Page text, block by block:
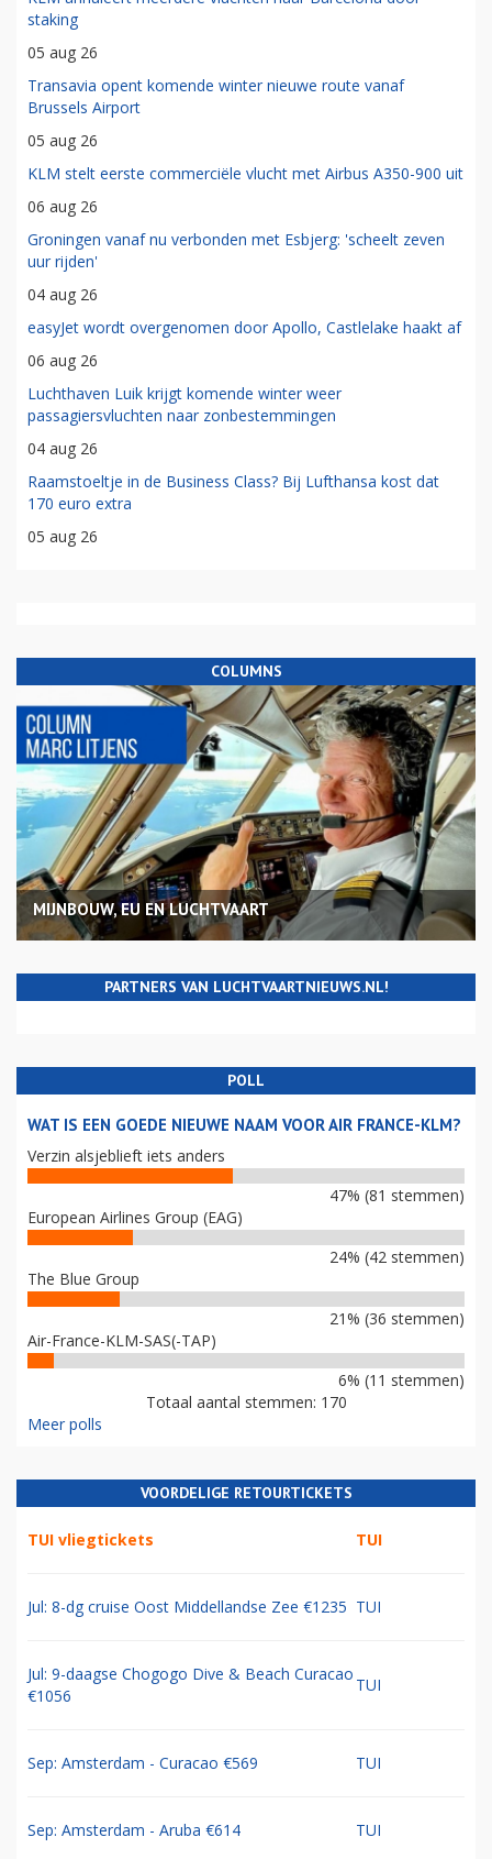
staking
05 aug 26
Transavia opent komende winter nieuwe route vanaf
Brussels Airport
05 aug 26
KLM stelt eerste commerciële vlucht met Airbus A350-900 uit
06 aug 26
Groningen vanaf nu verbonden met Esbjerg: 'scheelt zeven
uur rijden'
04 aug 26
easyJet wordt overgenomen door Apollo, Castlelake haakt af
06 aug 26
Luchthaven Luik krijgt komende winter weer
passagiersvluchten naar zonbestemmingen
04 aug 26
Raamstoeltje in de Business Class? Bij Lufthansa kost dat
170 euro extra
05 aug 26
COLUMNS
MIJNBOUW, EU EN LUCHTVAART
PARTNERS VAN LUCHTVAARTNIEUWS.NL!
POLL
WAT IS EEN GOEDE NIEUWE NAAM VOOR AIR FRANCE-KLM?
Verzin alsjeblieft iets anders
47% (81 stemmen)
European Airlines Group (EAG)
24% (42 stemmen)
The Blue Group
21% (36 stemmen)
Air-France-KLM-SAS(-TAP)
6% (11 stemmen)
Totaal aantal stemmen: 170
Meer polls
VOORDELIGE RETOURTICKETS
TUI vliegtickets TUI
Jul: 8-dg cruise Oost Middellandse Zee €1235 TUI
Jul: 9-daagse Chogogo Dive & Beach Curacao
€1056
TUI
Sep: Amsterdam - Curacao €569 TUI
Sep: Amsterdam - Aruba €614 TUI